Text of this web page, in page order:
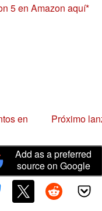
5 en Amazon aquí
en
Próximo
Add as a preferred
source on Google